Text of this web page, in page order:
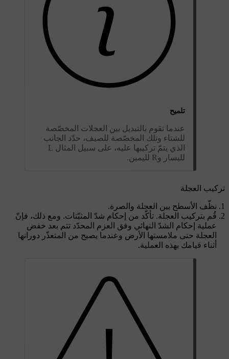
تلميح
عندما تقوم بالتبديل بين العجلات المخصّصة
للشتاء وتلك المخصّصة للصيف، حدّد الجانب
الذي يتمّ تركيبها عليه، على سبيل المثال L
لليسار وR لليمين.
تركيب العجلة
نظّف الأسطح بين العجلة والصرة.
قُم بتركيب العجلة. تأكّد من إحكام شدّ المثبّتات. ومع ذلك، فإنّ
عملية إحكام الشدّ النهائي وفق العزم المحدّد تتم بعد خفض
العجلة حتى ملامستها الأرض وعندما يصبح من المتعذّر دورانها
أثناء قيامك بهذه العملية.